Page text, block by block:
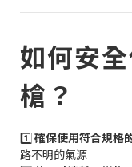
如何安
槍？
1️⃣確保使用符合規格
路不明的氣源